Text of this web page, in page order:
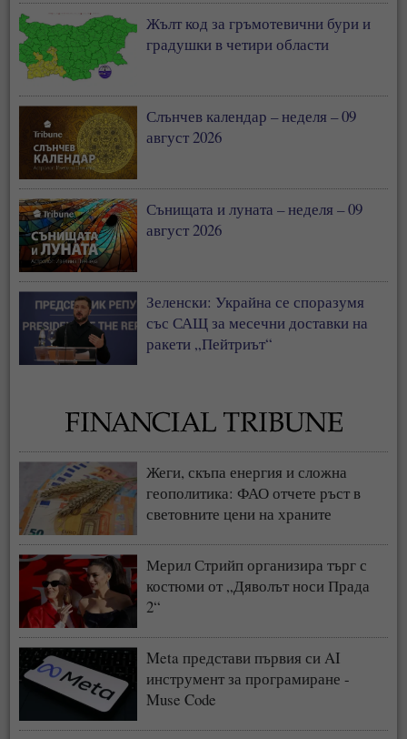
Жълт код за гръмотевични бури и
градушки в четири области
Слънчев календар – неделя – 09
август 2026
Сънищата и луната – неделя – 09
август 2026
Зеленски: Украйна се споразумя
със САЩ за месечни доставки на
ракети „Пейтриът“
Жеги, скъпа енергия и сложна
геополитика: ФАО отчете ръст в
световните цени на храните
Мерил Стрийп организира търг с
костюми от „Дяволът носи Прада
2“
Meta представи първия си AI
инструмент за програмиране -
Muse Code